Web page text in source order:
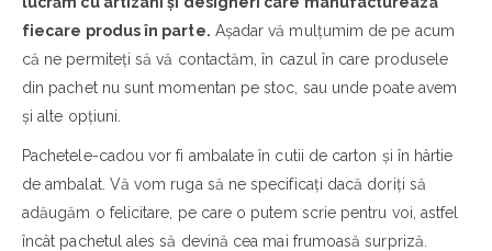
fiecare produs în parte. Așadar vă mulțumim de pe acum
că ne permiteți să vă contactăm, în cazul în care produsele
din pachet nu sunt momentan pe stoc, sau unde poate avem
și alte opțiuni.
Pachetele-cadou vor fi ambalate în cutii de carton și în hârtie
de ambalat. Vă vom ruga să ne specificați dacă doriți să
adăugăm o felicitare, pe care o putem scrie pentru voi, astfel
încât pachetul ales să devină cea mai frumoasă surpriză.